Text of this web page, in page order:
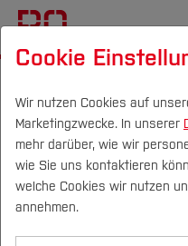
Campus Personen
Uma –
die
Sicherheit
persönliche
Cookie
Wir nutzen Cookies auf
Marketingzwecke. In unserer
mehr darüber, wie wir
wie Sie uns kontaktieren
welche Cookies wir nutzen
annehmen.